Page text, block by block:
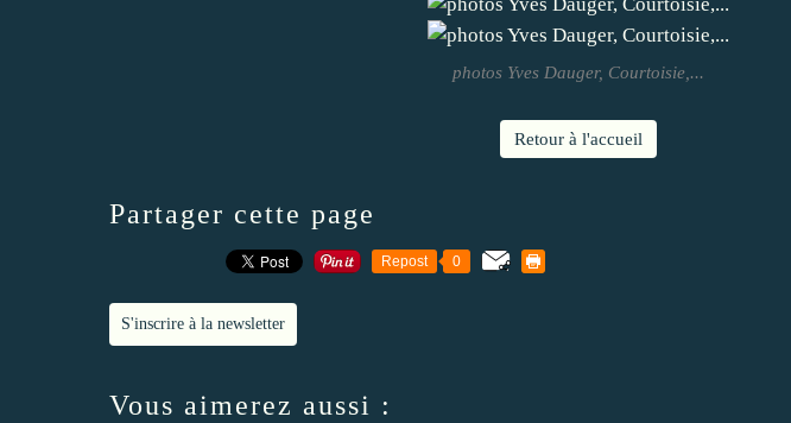
photos Yves Dauger, Courtoisie,...
Retour à l'accueil
Partager cette page
Repost 0
S'inscrire à la newsletter
Vous aimerez aussi :